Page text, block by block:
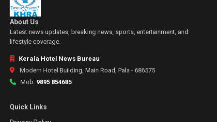
About Us
Latest news updates, breaking news, sports, entertainment, and
lifestyle coverage.
Kerala Hotel News Bureau
Modern Hotel Building, Main Road, Pala - 686575
Mob: 9895 854685
Quick Links